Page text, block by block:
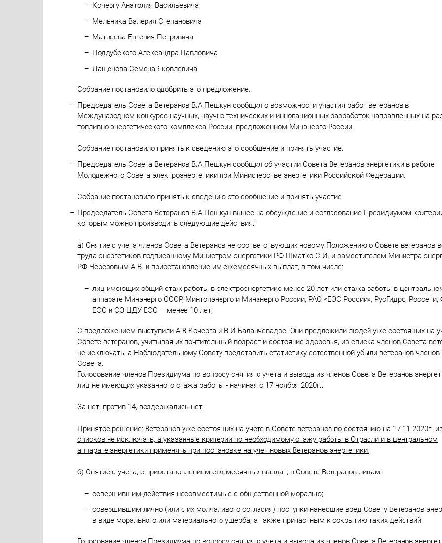
Кочергу Анатолия Васильевича
Мельника Валерия Степановича
Матвеева Евгения Петровича
Поддубского Александра Павловича
Лащёнова Семёна Яковлевича
Собрание постановило одобрить это предложение.
Председатель Совета Ветеранов В.А.Пешкун сообщил о возможности участия работ ветеранов в
Международном конкурсе научных, научно-технических и инновационных разработок направленных на
топливно-энергетического комплекса России, предложенном Минэнерго России.
Собрание постановило принять к сведению это сообщение и принять участие.
Председатель Совета Ветеранов В.А.Пешкун сообщил об участии Совета Ветеранов энергетики в работе
Молодежного Совета электроэнергетики при Министерстве энергетики Российской Федерации.
Собрание постановило принять к сведению это сообщение и принять участие.
Председатель Совета Ветеранов В.А.Пешкун вынес на обсуждение и согласование Президиумом
которым можно производить следующие действия:
а) Снятие с учета членов Совета Ветеранов не соответствующих новому Положению о Совете ветеранов
труда энергетиков подписанному Министром энергетики РФ Шматко С.И. и заместителем Министра
РФ Черезовым А.В. и приостановление им ежемесячных выплат, в том числе:
лиц имеющих общий стаж работы в электроэнергетике менее 20 лет или стажа работы в
аппарате Минэнерго СССР, Минтопэнерго и Минэнерго России, РАО «ЕЭС России», РусГидро,
ЕЭС и СО ЦДУ ЕЭС – менее 10 лет;
С предложением выступили А.В.Кочерга и В.И.Баланчевадзе. Они предложили людей уже состоящих на
Совете ветеранов, учитывая их почтительный возраст и состояние здоровья, из списка членов Совета
не исключать, а Наблюдательному Совету представить статистику естественной убыли ветеранов-членов
Совета.
Голосование членов Президиума по вопросу снятия с учета и вывода из членов Совета Ветеранов
лиц не имеющих указанного стажа работы - начиная с 17 ноября 2020г.:
За нет, против 14, воздержались нет.
Принятое решение: Ветеранов уже состоящих на учете в Совете ветеранов по состоянию на 17.11.2020г.
списков не исключать, а указанные критерии по необходимому стажу работы в Отрасли и в центральном
аппарате энергетики применять при постановке на учет новых Ветеранов энергетики.
б) Снятие с учета, с приостановлением ежемесячных выплат, в Совете Ветеранов лицам:
совершившим действия несовместимые с общественной моралью;
совершившим лично (или с их молчаливого согласия) поступки нанесшие вред Совету Ветеранов
в виде морального или материального ущерба, а также причастным к сокрытию таких действий.
Голосование членов Президиума по вопросу снятия с учета и вывода из членов Совета Ветеранов